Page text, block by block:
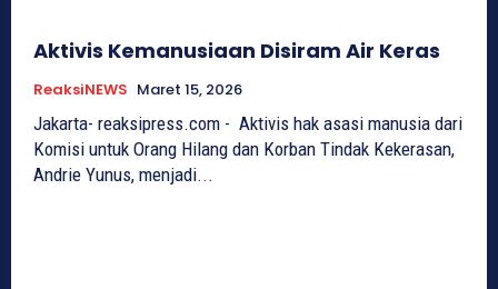
Aktivis Kemanusiaan Disiram Air Keras
ReaksiNEWS Maret 15, 2026
Jakarta- reaksipress.com - Aktivis hak asasi manusia dari
Komisi untuk Orang Hilang dan Korban Tindak Kekerasan,
Andrie Yunus, menjadi...